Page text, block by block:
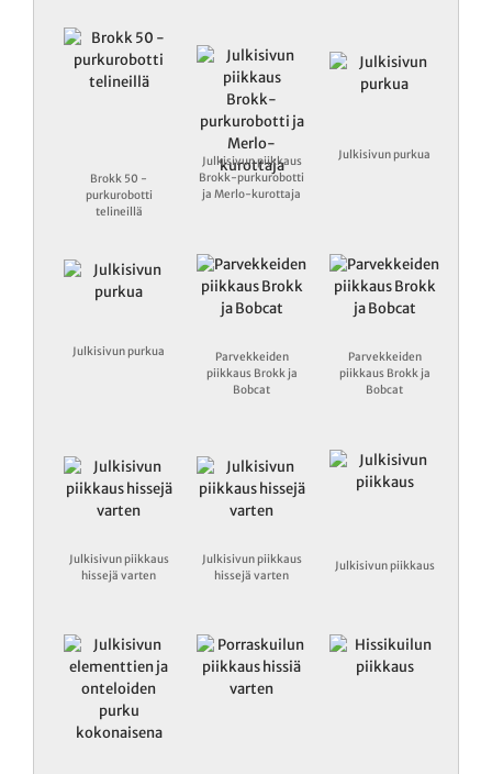
Brokk 50 -
purkurobotti
telineillä
Julkisivun piikkaus
Brokk-purkurobotti
ja Merlo-kurottaja
Julkisivun purkua
Julkisivun purkua
Parvekkeiden
piikkaus Brokk ja
Bobcat
Parvekkeiden
piikkaus Brokk ja
Bobcat
Julkisivun piikkaus
hissejä varten
Julkisivun piikkaus
hissejä varten
Julkisivun piikkaus